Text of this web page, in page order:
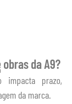
da A9?
impacta prazo,
da marca.